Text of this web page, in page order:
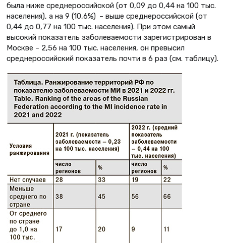
была ниже среднероссийской (от 0,09 до 0,44 на 100 тыс.
населения), а на 9 (10,6%) – выше среднероссийской (от
0,44 до 0,77 на 100 тыс. населения). При этом самый
высокий показатель заболеваемости зарегистрирован в
Москве – 2,56 на 100 тыс. населения, он превысил
среднероссийский показатель почти в 6 раз (см. таблицу).